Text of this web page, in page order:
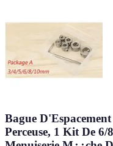
Bague
Perceuse, 1 Kit De